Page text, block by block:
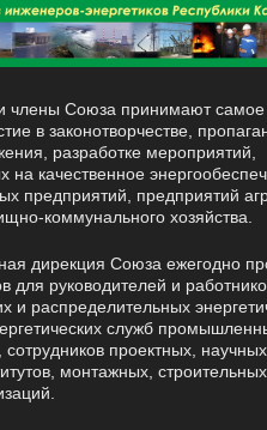
и члены Союза принимают самое
в законотворчестве,
разработке мероприятий,
на качественное
предприятий, предприятий
коммунального хозяйства.
дирекция Союза ежегодно
для руководителей и
и распределительных
служб
сотрудников проектных,
монтажных,